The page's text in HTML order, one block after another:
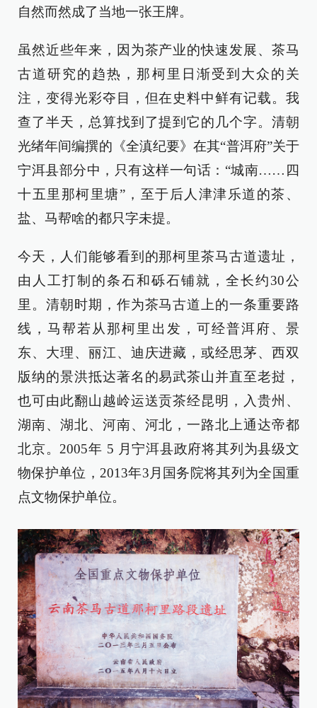
自然而然成了当地一张王牌。
虽然近些年来，因为茶产业的快速发展、茶马
古道研究的趋热，那柯里日渐受到大众的关
注，变得光彩夺目，但在史料中鲜有记载。我
查了半天，总算找到了提到它的几个字。清朝
光绪年间编撰的《全滇纪要》在其“普洱府”关于
宁洱县部分中，只有这样一句话：“城南……四
十五里那柯里塘”，至于后人津津乐道的茶、
盐、马帮啥的都只字未提。
今天，人们能够看到的那柯里茶马古道遗址，
由人工打制的条石和砾石铺就，全长约30公
里。清朝时期，作为茶马古道上的一条重要路
线，马帮若从那柯里出发，可经普洱府、景
东、大理、丽江、迪庆进藏，或经思茅、西双
版纳的景洪抵达著名的易武茶山并直至老挝，
也可由此翻山越岭运送贡茶经昆明，入贵州、
湖南、湖北、河南、河北，一路北上通达帝都
北京。2005年 5 月宁洱县政府将其列为县级文
物保护单位，2013年3月国务院将其列为全国重
点文物保护单位。